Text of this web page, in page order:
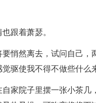
跟着萧瑟。
悄然离去，试问自己
驱使我不得不做些什么
家院子里摆一张小茶